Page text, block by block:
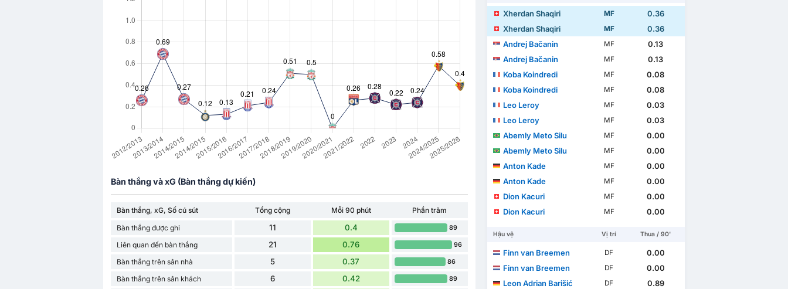
Bàn thắng và xG (Bàn thắng dự kiến)
Bàn thắng, xG, Số cú sút Tổng cộng Mỗi 90 phút
Phần trăm
Bàn thắng được ghi
11 0.4 89
Liên quan đến bàn thắng 21 0.76 96
Bàn thắng trên sân nhà 5 0.37 86
Bàn thắng trên sân khách 6 0.42 89
Xherdan Shaqiri MF
0.36
Xherdan Shaqiri
MF
0.36
Andrej Bačanin
MF
0.13
Andrej Bačanin
MF
0.13
Koba Koindredi
MF
0.08
Koba Koindredi
MF
0.08
Leo Leroy
MF
0.03
Leo Leroy
MF
0.03
Abemly Meto Silu
MF
0.00
Abemly Meto Silu
MF
0.00
Anton Kade
MF
0.00
Anton Kade
MF
0.00
Dion Kacuri
MF
0.00
Dion Kacuri
MF 0.00
Hậu vệ Vị trí Thua / 90'
Finn van Breemen DF
0.00
Finn van Breemen
DF
0.00
Leon Adrian Barišić
DF
0.89